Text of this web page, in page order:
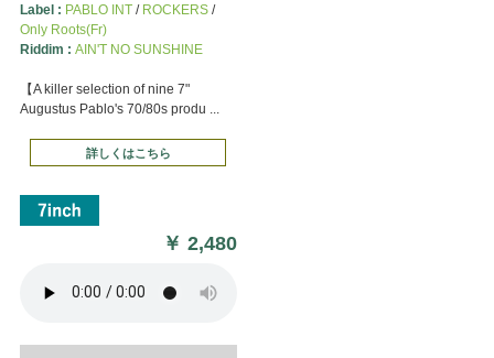
Label : PABLO INT/ ROCKERS/
Only Roots(Fr)
Riddim : AIN'T NO SUNSHINE
【A killer selection of nine 7"
Augustus Pablo's 70/80s produ ...
詳しくはこちら
￥2,480